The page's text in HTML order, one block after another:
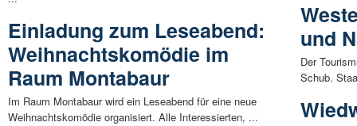
Einladung zum Leseabend:
Weihnachtskomödie im
Raum Montabaur
Im Raum Montabaur wird ein Leseabend für eine neue
Weihnachtskomödie organisiert. Alle Interessierten, ...
und
Der
Schub.